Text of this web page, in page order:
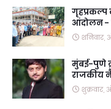
गृहप्रकल्प
आंदोलन -
शनिवार,
मुंबई-पुणे
राजकीय
शुक्रवार,